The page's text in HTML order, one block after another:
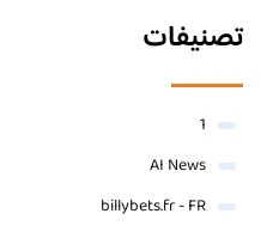
تصنيفات
1
AI News
billybets.fr - FR